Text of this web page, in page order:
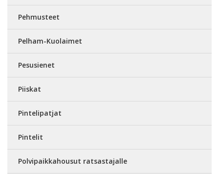
Pehmusteet
Pelham-Kuolaimet
Pesusienet
Piiskat
Pintelipatjat
Pintelit
Polvipaikkahousut ratsastajalle